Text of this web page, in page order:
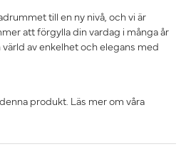
till en ny nivå, och vi är
att förgylla din vardag i många år
av enkelhet och elegans med
produkt. Läs mer om våra